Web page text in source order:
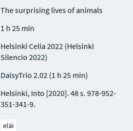
The surprising lives of animals
1 h 25 min
Helsinki Celia 2022 (Helsinki
Silencio 2022)
DaisyTrio 2.02 (1 h 25 min)
Helsinki, Into [2020]. 48 s. 978-952-
351-341-9.
eläi